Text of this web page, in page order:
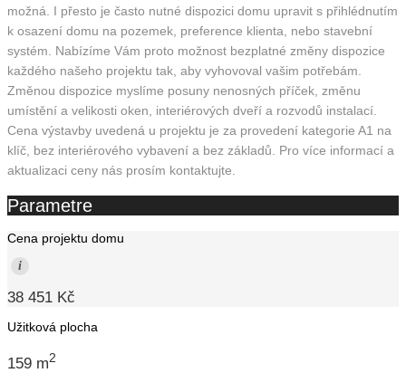
možná. I přesto je často nutné dispozici domu upravit s přihlédnutím
k osazení domu na pozemek, preference klienta, nebo stavební
systém. Nabízíme Vám proto možnost bezplatné změny dispozice
každého našeho projektu tak, aby vyhovoval vašim potřebám.
Změnou dispozice myslíme posuny nenosných příček, změnu
umístění a velikosti oken, interiérových dveří a rozvodů instalací.
Cena výstavby uvedená u projektu je za provedení kategorie A1 na
klíč, bez interiérového vybavení a bez základů. Pro více informací a
aktualizaci ceny nás prosím kontaktujte.
Parametre
Cena projektu domu
i
38 451 Kč
Užitková plocha
159 m2